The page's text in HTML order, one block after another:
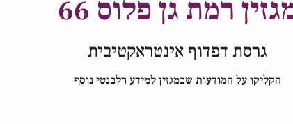
רמת גן פלוס 66
גרסת דפדוף אינטראקטיבית
הקליקו על המודעות שבמגזין למידע רלבנטי נוסף